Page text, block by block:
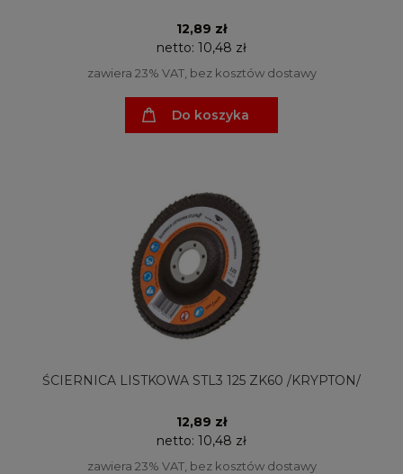
12,89 zł
netto: 10,48 zł
zawiera 23% VAT, bez kosztów dostawy
Do koszyka
ŚCIERNICA LISTKOWA STL3 125 ZK60 /KRYPTON/
12,89 zł
netto: 10,48 zł
zawiera 23% VAT, bez kosztów dostawy